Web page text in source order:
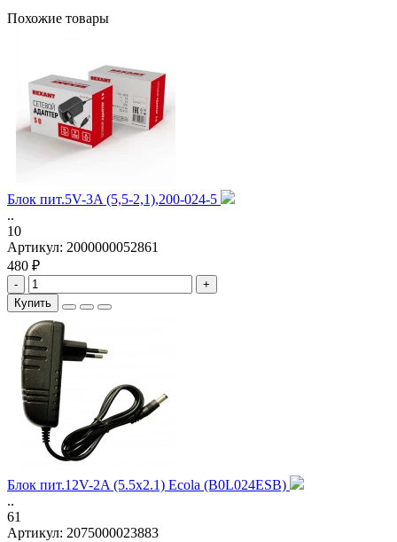
Похожие товары
Блок пит.5V-3A (5,5-2,1),200-024-5
..
10
Артикул: 2000000052861
480 ₽
-
+
Купить
Блок пит.12V-2A (5.5x2.1) Ecola (B0L024ESB)
..
61
Артикул: 2075000023883